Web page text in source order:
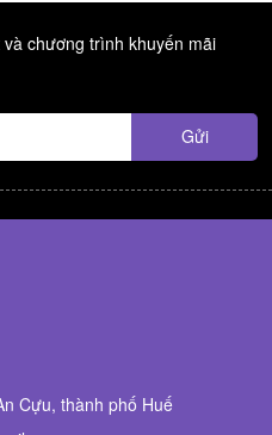
chương trình khuyến mãi
Cựu, thành phố Huế